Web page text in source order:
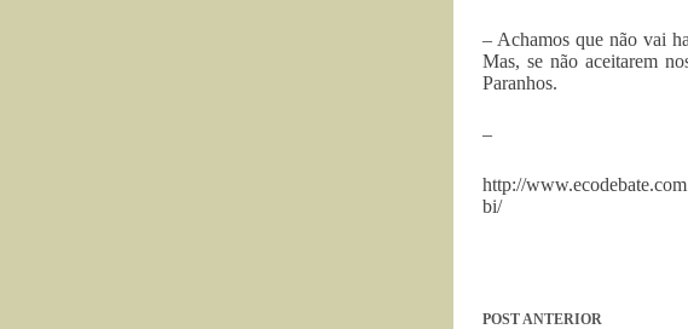
– Achamos que não vai
Mas, se não aceitarem
Paranhos.
–
http://
bi/
POSTANTERIOR